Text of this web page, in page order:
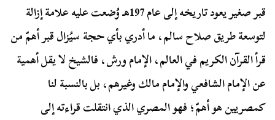
قبر صغير يعود تاريخه إلى عام 197هـ وُضعت عليه علامة إزالة
لتوسعة طريق صلاح سالم، ما أدري بأي حجة سيُزال قبر أهمّ من
قرأ القرآن الكريم في العالم، الإمام ورش، فالشيخ لا يقل أهمية
عن الإمام الشافعي والإمام مالك وغيرهم، بل بالنسبة لنا
كمصريين هو أهمّ؛ فهو المصري الذي انتقلت قراءته إلى